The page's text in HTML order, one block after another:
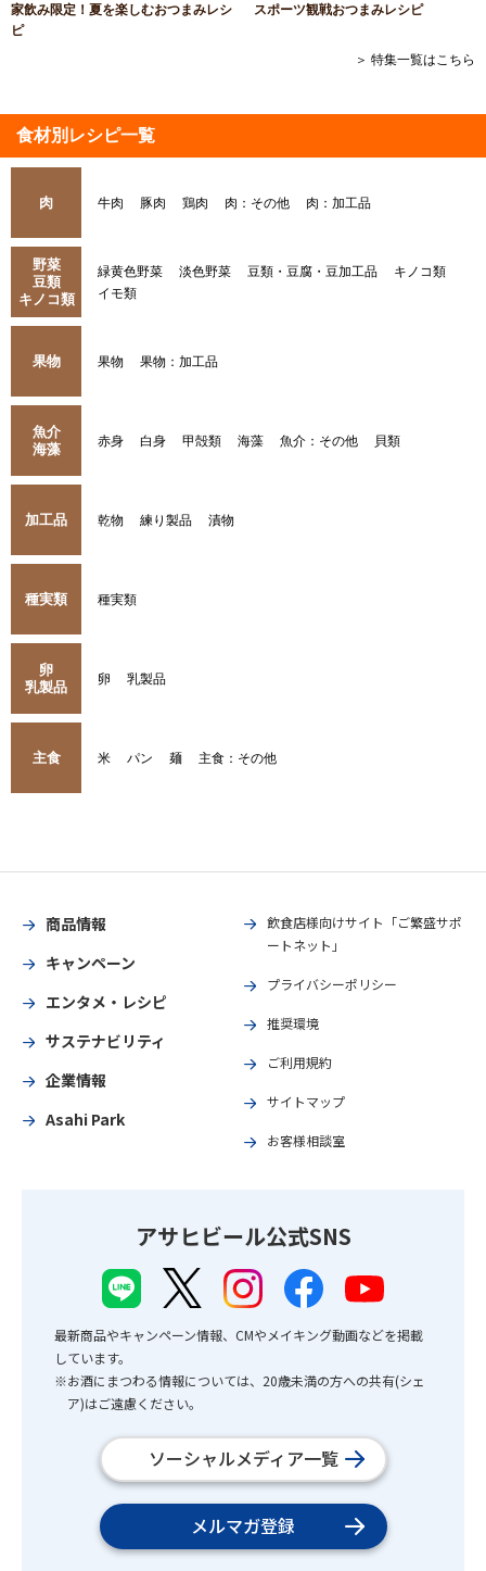
家飲み限定！夏を楽しむおつまみレシ
ピ
スポーツ観戦おつまみレシピ
＞ 特集一覧はこちら
食材別レシピ一覧
肉 牛肉 豚肉 鶏肉 肉：その他 肉：加工品
野菜
豆類
キノコ類
緑黄色野菜 淡色野菜 豆類・豆腐・豆加工品
キノコ類
イモ類
果物 果物 果物：加工品
魚介
海藻
赤身 白身 甲殻類 海藻 魚介：その他 貝類
加工品 乾物 練り製品 漬物
種実類 種実類
卵
乳製品
卵 乳製品
主食 米 パン 麺 主食：その他
商品情報
キャンペーン
エンタメ・レシピ
サステナビリティ
企業情報
Asahi Park
飲食店様向けサイト「ご繁盛サポ
ートネット」
プライバシーポリシー
推奨環境
ご利用規約
サイトマップ
お客様相談室
アサヒビール公式SNS
最新商品やキャンペーン情報、CMやメイキング動画などを掲載
しています。
※お酒にまつわる情報については、20歳未満の方への共有(シェ
ア)はご遠慮ください。
ソーシャルメディア一覧
メルマガ登録